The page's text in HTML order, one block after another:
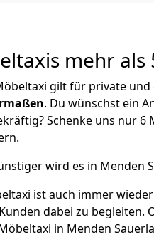
mehr als
gilt für private
. Du wünschst ein
Schenke uns nur
wird es in Menden
ist auch immer
dabei zu begleiten.
in Menden